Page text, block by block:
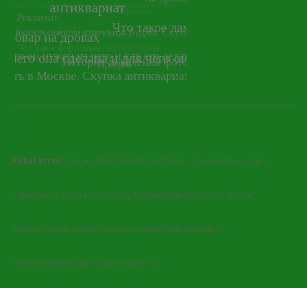
—
Fatal error: Uncaught ArgumentCountError: _() expects exactly 1
argument, 2 given in /var/www/fastuser/data/www/xn--l1a.xn-
-80aaxuneh.xn--80adxhks/wp-content/themes/metro-
creativex/footer.php:7 Stack trace: #0